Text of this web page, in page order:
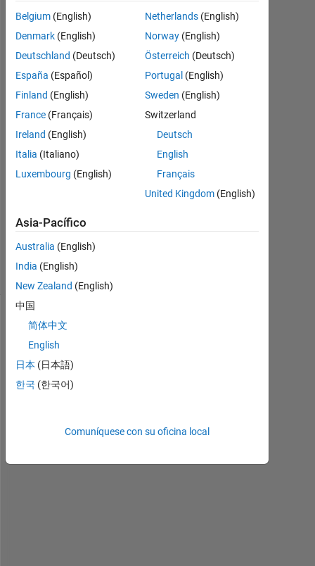
Manoj
Velmurugan
14
Dic.
1
Respuesta
aceptada
a las 14
Dic. 2022
2 Visualizaciones
(30 días)
Belgium (English)
Denmark (English)
Deutschland (Deutsch)
España (Español)
Finland (English)
France (Français)
Ireland (English)
Italia (Italiano)
Luxembourg (English)
Netherlands(English)
Norway(English)
Österreich (Deutsch)
Portugal (English)
Sweden (English)
Switzerland
Deutsch
English
Français
United Kingdom(English)
Asia-Pacífico
Australia (English)
India (English)
New Zealand (English)
中国
简体中文
English
日本 (日本語)
한국 (한국어)
Comuníquese con su oficina local